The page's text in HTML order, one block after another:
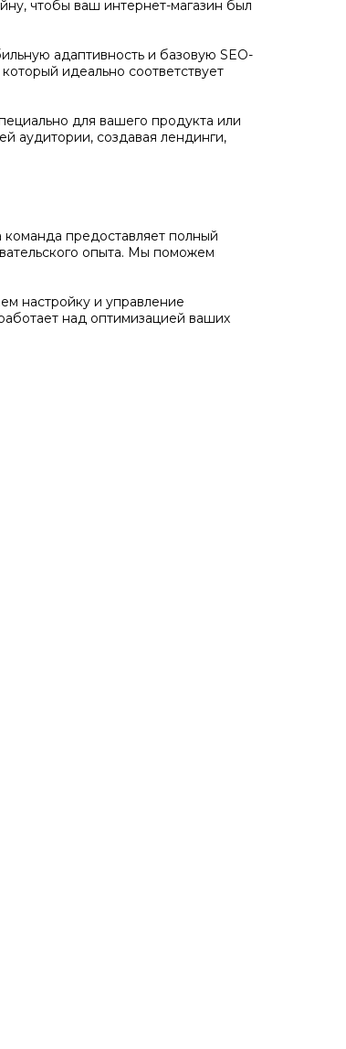
чтобы ваш интернет-магазин был
адаптивность и базовую SEO-
идеально соответствует
для вашего продукта или
аудитории, создавая лендинги,
предоставляет полный
опыта. Мы поможем
настройку и управление
над оптимизацией ваших